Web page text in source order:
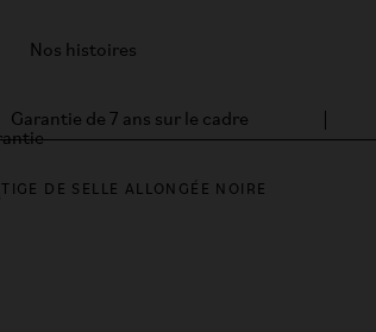
Nos histoires
Garantie de 7 ans sur le cadre
TIGE DE SELLE ALLONGÉE NOIRE